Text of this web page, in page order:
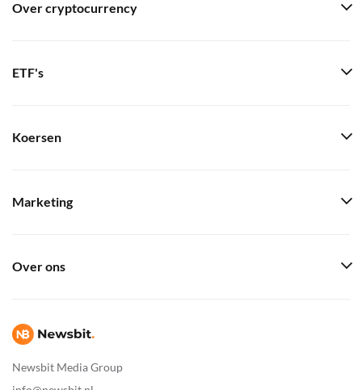
Newsbit Media Group
Over cryptocurrency
ETF's
Koersen
Marketing
Over ons